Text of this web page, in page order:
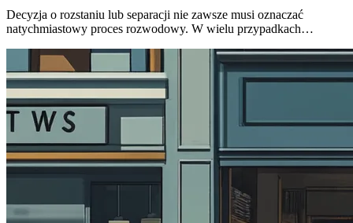
Decyzja o rozstaniu lub separacji nie zawsze musi oznaczać
natychmiastowy proces rozwodowy. W wielu przypadkach…